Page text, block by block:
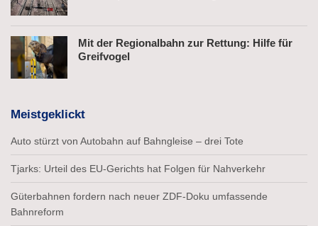
Mit der Regionalbahn zur Rettung: Hilfe für
Greifvogel
Meistgeklickt
Auto stürzt von Autobahn auf Bahngleise – drei Tote
Tjarks: Urteil des EU-Gerichts hat Folgen für Nahverkehr
Güterbahnen fordern nach neuer ZDF-Doku umfassende
Bahnreform